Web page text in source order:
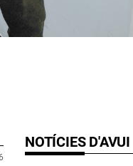
NOTÍCIES D'AVUI